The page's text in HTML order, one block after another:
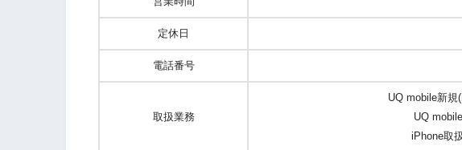
定休日
電話番号
取扱業務
UQ mobile新規
UQ
iPhone取